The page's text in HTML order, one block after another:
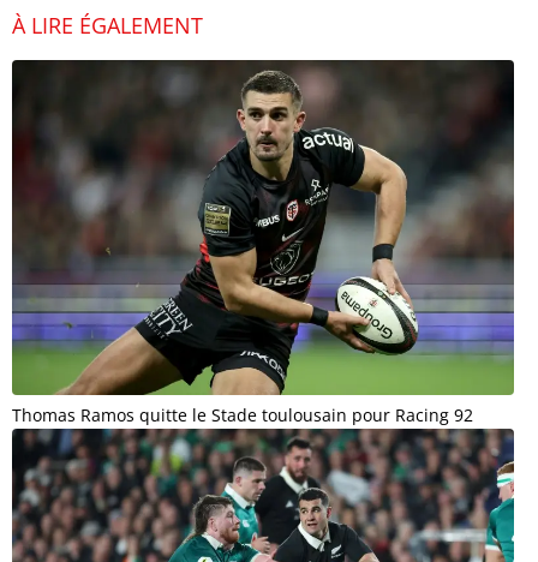
À LIRE ÉGALEMENT
Thomas Ramos quitte le Stade toulousain pour Racing 92